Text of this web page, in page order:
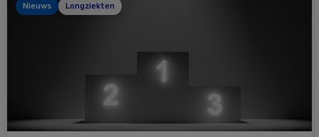
Nieuws Longziekten